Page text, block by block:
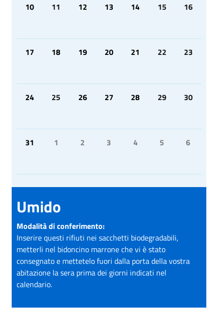
10 11 12 13 14 15 16
17 18 19 20 21 22 23
24 25 26 27 28 29 30
31 1 2 3 4 5 6
Umido
Modalità di conferimento:
Inserire questi rifiuti nei sacchetti biodegradabili,
metterli nel bidoncino marrone che vi è stato
consegnato e mettetelo fuori dalla porta della vostra
abitazione la sera prima dei giorni indicati nel
calendario.